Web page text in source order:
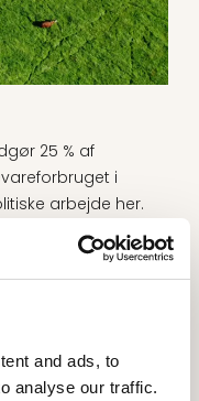
and ads, to
analyse our traffic.
25 % af
i
arbejde her.